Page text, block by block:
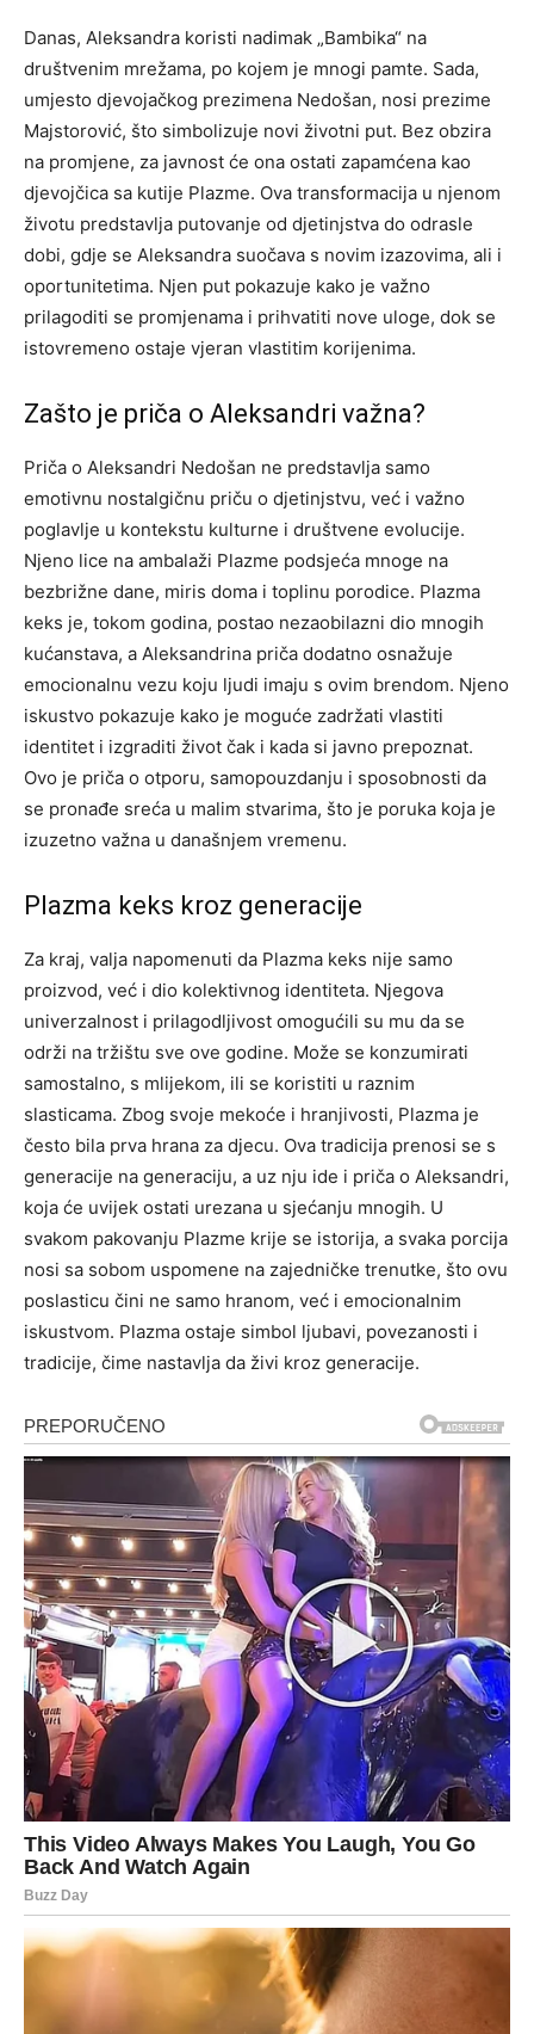
Danas, Aleksandra koristi nadimak „Bambika“ na
društvenim mrežama, po kojem je mnogi pamte. Sada,
umjesto djevojačkog prezimena Nedošan, nosi prezime
Majstorović, što simbolizuje novi životni put. Bez obzira
na promjene, za javnost će ona ostati zapamćena kao
djevojčica sa kutije Plazme. Ova transformacija u njenom
životu predstavlja putovanje od djetinjstva do odrasle
dobi, gdje se Aleksandra suočava s novim izazovima, ali i
oportunitetima. Njen put pokazuje kako je važno
prilagoditi se promjenama i prihvatiti nove uloge, dok se
istovremeno ostaje vjeran vlastitim korijenima.
Zašto je priča o Aleksandri važna?
Priča o Aleksandri Nedošan ne predstavlja samo
emotivnu nostalgičnu priču o djetinjstvu, već i važno
poglavlje u kontekstu kulturne i društvene evolucije.
Njeno lice na ambalaži Plazme podsjeća mnoge na
bezbrižne dane, miris doma i toplinu porodice. Plazma
keks je, tokom godina, postao nezaobilazni dio mnogih
kućanstava, a Aleksandrina priča dodatno osnažuje
emocionalnu vezu koju ljudi imaju s ovim brendom. Njeno
iskustvo pokazuje kako je moguće zadržati vlastiti
identitet i izgraditi život čak i kada si javno prepoznat.
Ovo je priča o otporu, samopouzdanju i sposobnosti da
se pronađe sreća u malim stvarima, što je poruka koja je
izuzetno važna u današnjem vremenu.
Plazma keks kroz generacije
Za kraj, valja napomenuti da Plazma keks nije samo
proizvod, već i dio kolektivnog identiteta. Njegova
univerzalnost i prilagodljivost omogućili su mu da se
održi na tržištu sve ove godine. Može se konzumirati
samostalno, s mlijekom, ili se koristiti u raznim
slasticama. Zbog svoje mekoće i hranjivosti, Plazma je
često bila prva hrana za djecu. Ova tradicija prenosi se s
generacije na generaciju, a uz nju ide i priča o Aleksandri,
koja će uvijek ostati urezana u sjećanju mnogih. U
svakom pakovanju Plazme krije se istorija, a svaka porcija
nosi sa sobom uspomene na zajedničke trenutke, što ovu
poslasticu čini ne samo hranom, već i emocionalnim
iskustvom. Plazma ostaje simbol ljubavi, povezanosti i
tradicije, čime nastavlja da živi kroz generacije.